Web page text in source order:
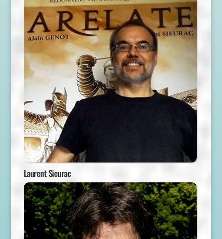
Laurent Sieurac